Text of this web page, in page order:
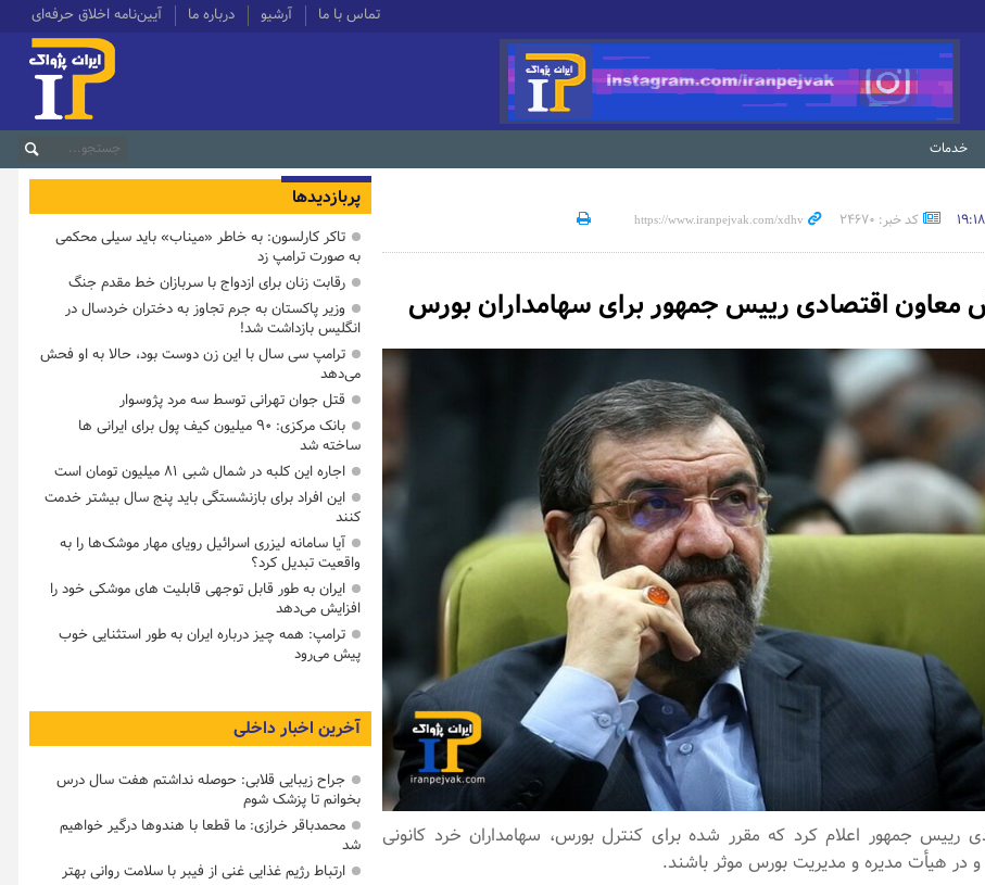
تماس با ما آرشیو درباره ما آیین‌نامه اخلاق حرفه‌ای
خدمات
کد خبر: 24670
اقتصادی رییس جمهور برای سهامداران بورس
رییس جمهور اعلام کرد که مقرر شده برای کنترل بورس، سهامداران خرد کانونی
در هیأت مدیره و مدیریت بورس موثر باشند.
پربازدیدها
تاکر کارلسون: به خاطر «میناب» باید سیلی محکمی
به صورت ترامپ زد
رقابت زنان برای ازدواج با سربازان خط مقدم جنگ
وزیر پاکستان به جرم تجاوز به دختران خردسال در
انگلیس بازداشت شد!
ترامپ سی سال با این زن دوست بود، حالا به او فحش
می‌دهد
قتل جوان تهرانی توسط سه مرد پژوسوار
بانک مرکزی: ۹۰ میلیون کیف پول برای ایرانی ها
ساخته شد
اجاره این کلبه در شمال شبی ۸۱ میلیون تومان است
این افراد برای بازنشستگی باید پنج سال بیشتر خدمت
کنند
آیا سامانه لیزری اسرائیل رویای مهار موشک‌ها را به
واقعیت تبدیل کرد؟
ایران به طور قابل توجهی قابلیت های موشکی خود را
افزایش می‌دهد
ترامپ: همه چیز درباره ایران به طور استثنایی خوب
پیش می‌رود
آخرین اخبار داخلی
جراح زیبایی قلابی: حوصله نداشتم هفت سال درس
بخوانم تا پزشک شوم
محمدباقر خرازی: ما قطعا با هندوها درگیر خواهیم
شد
ارتباط رژیم غذایی غنی از فیبر با سلامت روانی بهتر